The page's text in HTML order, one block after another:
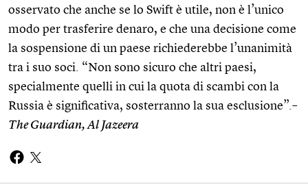
osservato che anche se lo Swift è utile, non è l’unico
modo per trasferire denaro, e che una decisione come
la sospensione di un paese richiederebbe l’unanimità
tra i suo soci. “Non sono sicuro che altri paesi,
specialmente quelli in cui la quota di scambi con la
Russia è significativa, sosterranno la sua esclusione”.–
The Guardian, Al Jazeera